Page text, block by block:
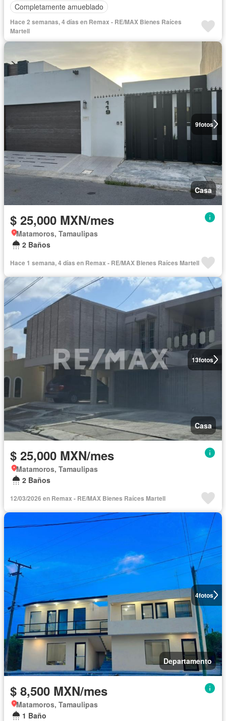
Completamente amueblado
Hace 2 semanas, 4 días en Remax - RE/MAX Bienes Raíces
Martell
9fotos
Casa
$ 25,000 MXN/mes
Matamoros, Tamaulipas
2 Baños
Hace 1 semana, 4 días en Remax - RE/MAX Bienes Raíces Martell
13fotos
Casa
$ 25,000 MXN/mes
Matamoros, Tamaulipas
2 Baños
12/03/2026 en Remax - RE/MAX Bienes Raíces Martell
4fotos
Departamento
$ 8,500 MXN/mes
Matamoros, Tamaulipas
1 Baño